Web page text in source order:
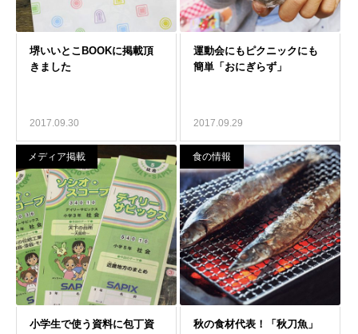
2017.09.30 2017.09.29
メディア掲載 食の情報